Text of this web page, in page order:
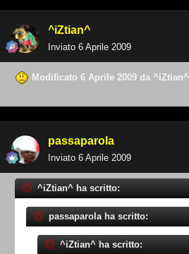
^iZtian^
Inviato 6 Aprile 2009
Modificato 6 Aprile 2009 da ^iZtian^
passaparola
Inviato 6 Aprile 2009
^iZtian^ ha scritto:
passaparola ha scritto:
^iZtian^ ha scritto: